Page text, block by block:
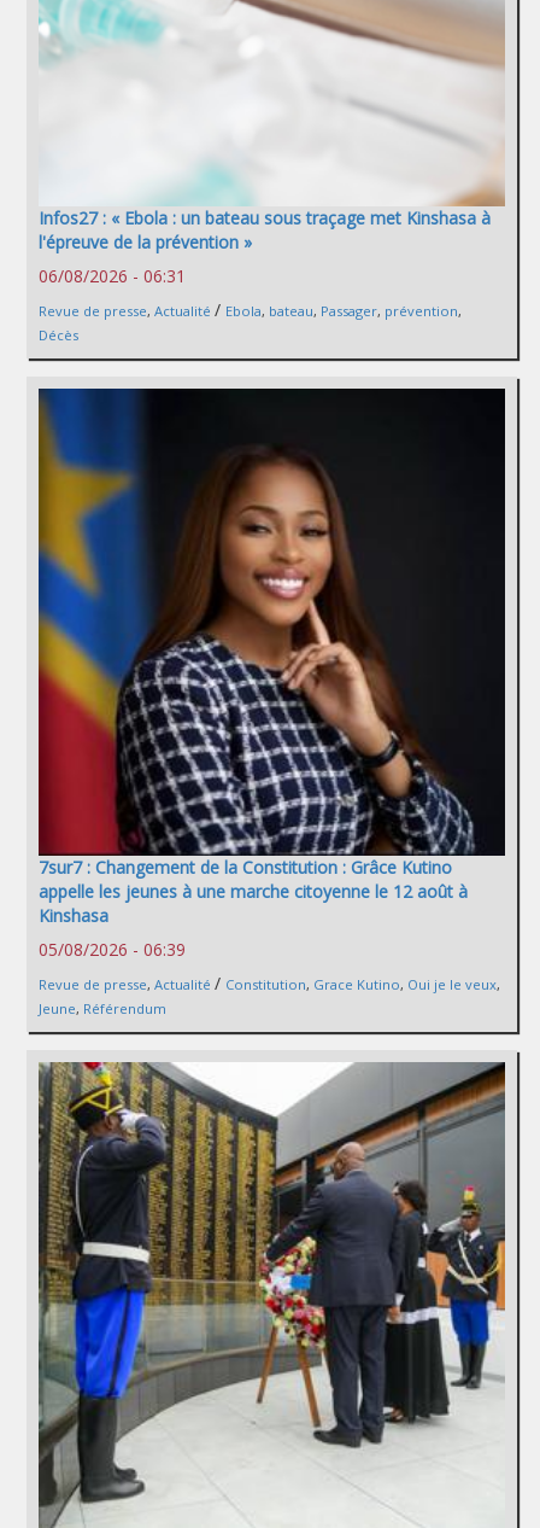
Infos27 : « Ebola : un bateau sous traçage met Kinshasa à
l'épreuve de la prévention »
06/08/2026 - 06:31
Revue de presse, Actualité / Ebola, bateau, Passager, prévention,
Décès
7sur7 : Changement de la Constitution : Grâce Kutino
appelle les jeunes à une marche citoyenne le 12 août à
Kinshasa
05/08/2026 - 06:39
Revue de presse, Actualité / Constitution, Grace Kutino, Oui je le veux,
Jeune, Référendum